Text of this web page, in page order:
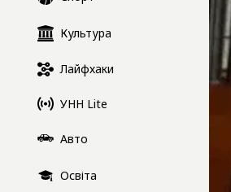
Культура
Лайфхаки
УНН Lite
Авто
Освіта